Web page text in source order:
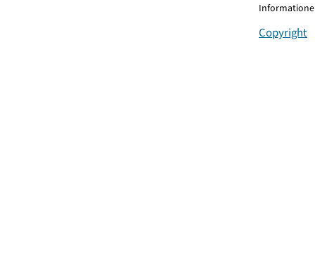
Copyright